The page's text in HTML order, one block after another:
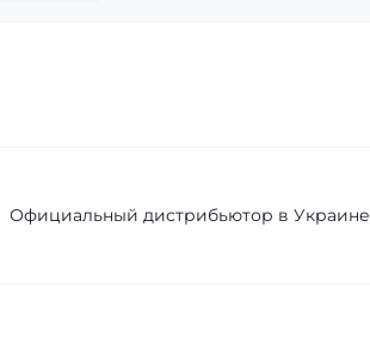
Официальный дистрибьютор в Украине